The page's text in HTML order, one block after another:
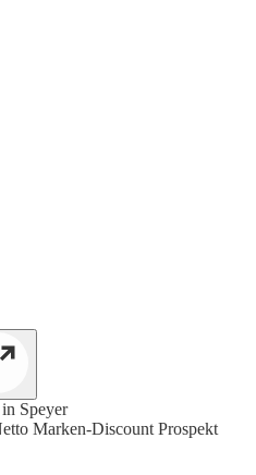
Speyer
Marken-Discount Prospekt